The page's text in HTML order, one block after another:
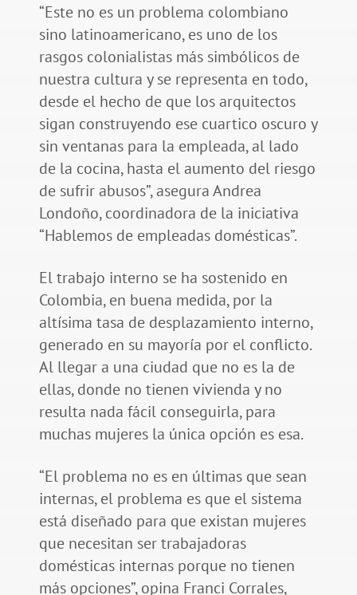
“Este no es un problema colombiano
sino latinoamericano, es uno de los
rasgos colonialistas más simbólicos de
nuestra cultura y se representa en todo,
desde el hecho de que los arquitectos
sigan construyendo ese cuartico oscuro y
sin ventanas para la empleada, al lado
de la cocina, hasta el aumento del riesgo
de sufrir abusos”, asegura Andrea
Londoño, coordinadora de la iniciativa
“Hablemos de empleadas domésticas”.
El trabajo interno se ha sostenido en
Colombia, en buena medida, por la
altísima tasa de desplazamiento interno,
generado en su mayoría por el conflicto.
Al llegar a una ciudad que no es la de
ellas, donde no tienen vivienda y no
resulta nada fácil conseguirla, para
muchas mujeres la única opción es esa.
“El problema no es en últimas que sean
internas, el problema es que el sistema
está diseñado para que existan mujeres
que necesitan ser trabajadoras
domésticas internas porque no tienen
más opciones”, opina Franci Corrales,